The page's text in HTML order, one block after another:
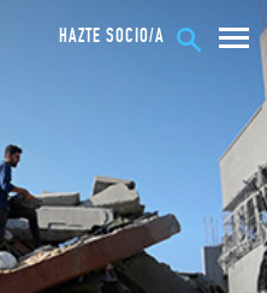
HAZTE SOCIO/A